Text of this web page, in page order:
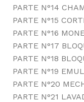
PARTE N°14
PARTE N°15
PARTE N°16
PARTE N°17
PARTE N°18
PARTE N°19
PARTE N°20
PARTE N°21